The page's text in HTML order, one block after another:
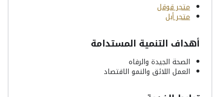
متجر قوقل
متجر أبل
أهداف التنمية المستدامة
الصحة الجيدة والرفاه
العمل اللائق والنمو الاقتصاد